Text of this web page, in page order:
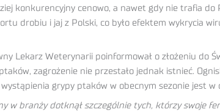
konkurencyjny cenowo, a nawet gdy nie trafia do
drobiu i jaj z Polski, co było efektem wykrycia
Lekarz Weterynarii poinformował o złożeniu do
zagrożenie nie przestało jednak istnieć.
grypy ptaków w obecnym sezonie jest w
w branży dotknął szczególnie tych, którzy swoje